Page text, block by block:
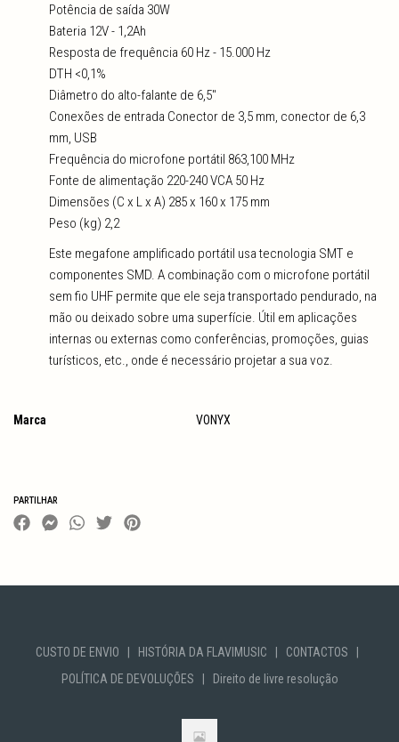
Potência de saída 30W
Bateria 12V - 1,2Ah
Resposta de frequência 60 Hz - 15.000 Hz
DTH <0,1%
Diâmetro do alto-falante de 6,5"
Conexões de entrada Conector de 3,5 mm, conector de 6,3
mm, USB
Frequência do microfone portátil 863,100 MHz
Fonte de alimentação 220-240 VCA 50 Hz
Dimensões (C x L x A) 285 x 160 x 175 mm
Peso (kg) 2,2
Este megafone amplificado portátil usa tecnologia SMT e
componentes SMD. A combinação com o microfone portátil
sem fio UHF permite que ele seja transportado pendurado, na
mão ou deixado sobre uma superfície. Útil em aplicações
internas ou externas como conferências, promoções, guias
turísticos, etc., onde é necessário projetar a sua voz.
Marca VONYX
PARTILHAR
CUSTO DE ENVIO | HISTÓRIA DA FLAVIMUSIC | CONTACTOS |
POLÍTICA DE DEVOLUÇÕES | Direito de livre resolução